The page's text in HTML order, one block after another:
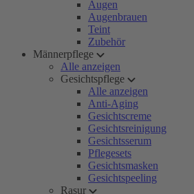
Augen
Augenbrauen
Teint
Zubehör
Männerpflege
Alle anzeigen
Gesichtspflege
Alle anzeigen
Anti-Aging
Gesichtscreme
Gesichtsreinigung
Gesichtsserum
Pflegesets
Gesichtsmasken
Gesichtspeeling
Rasur